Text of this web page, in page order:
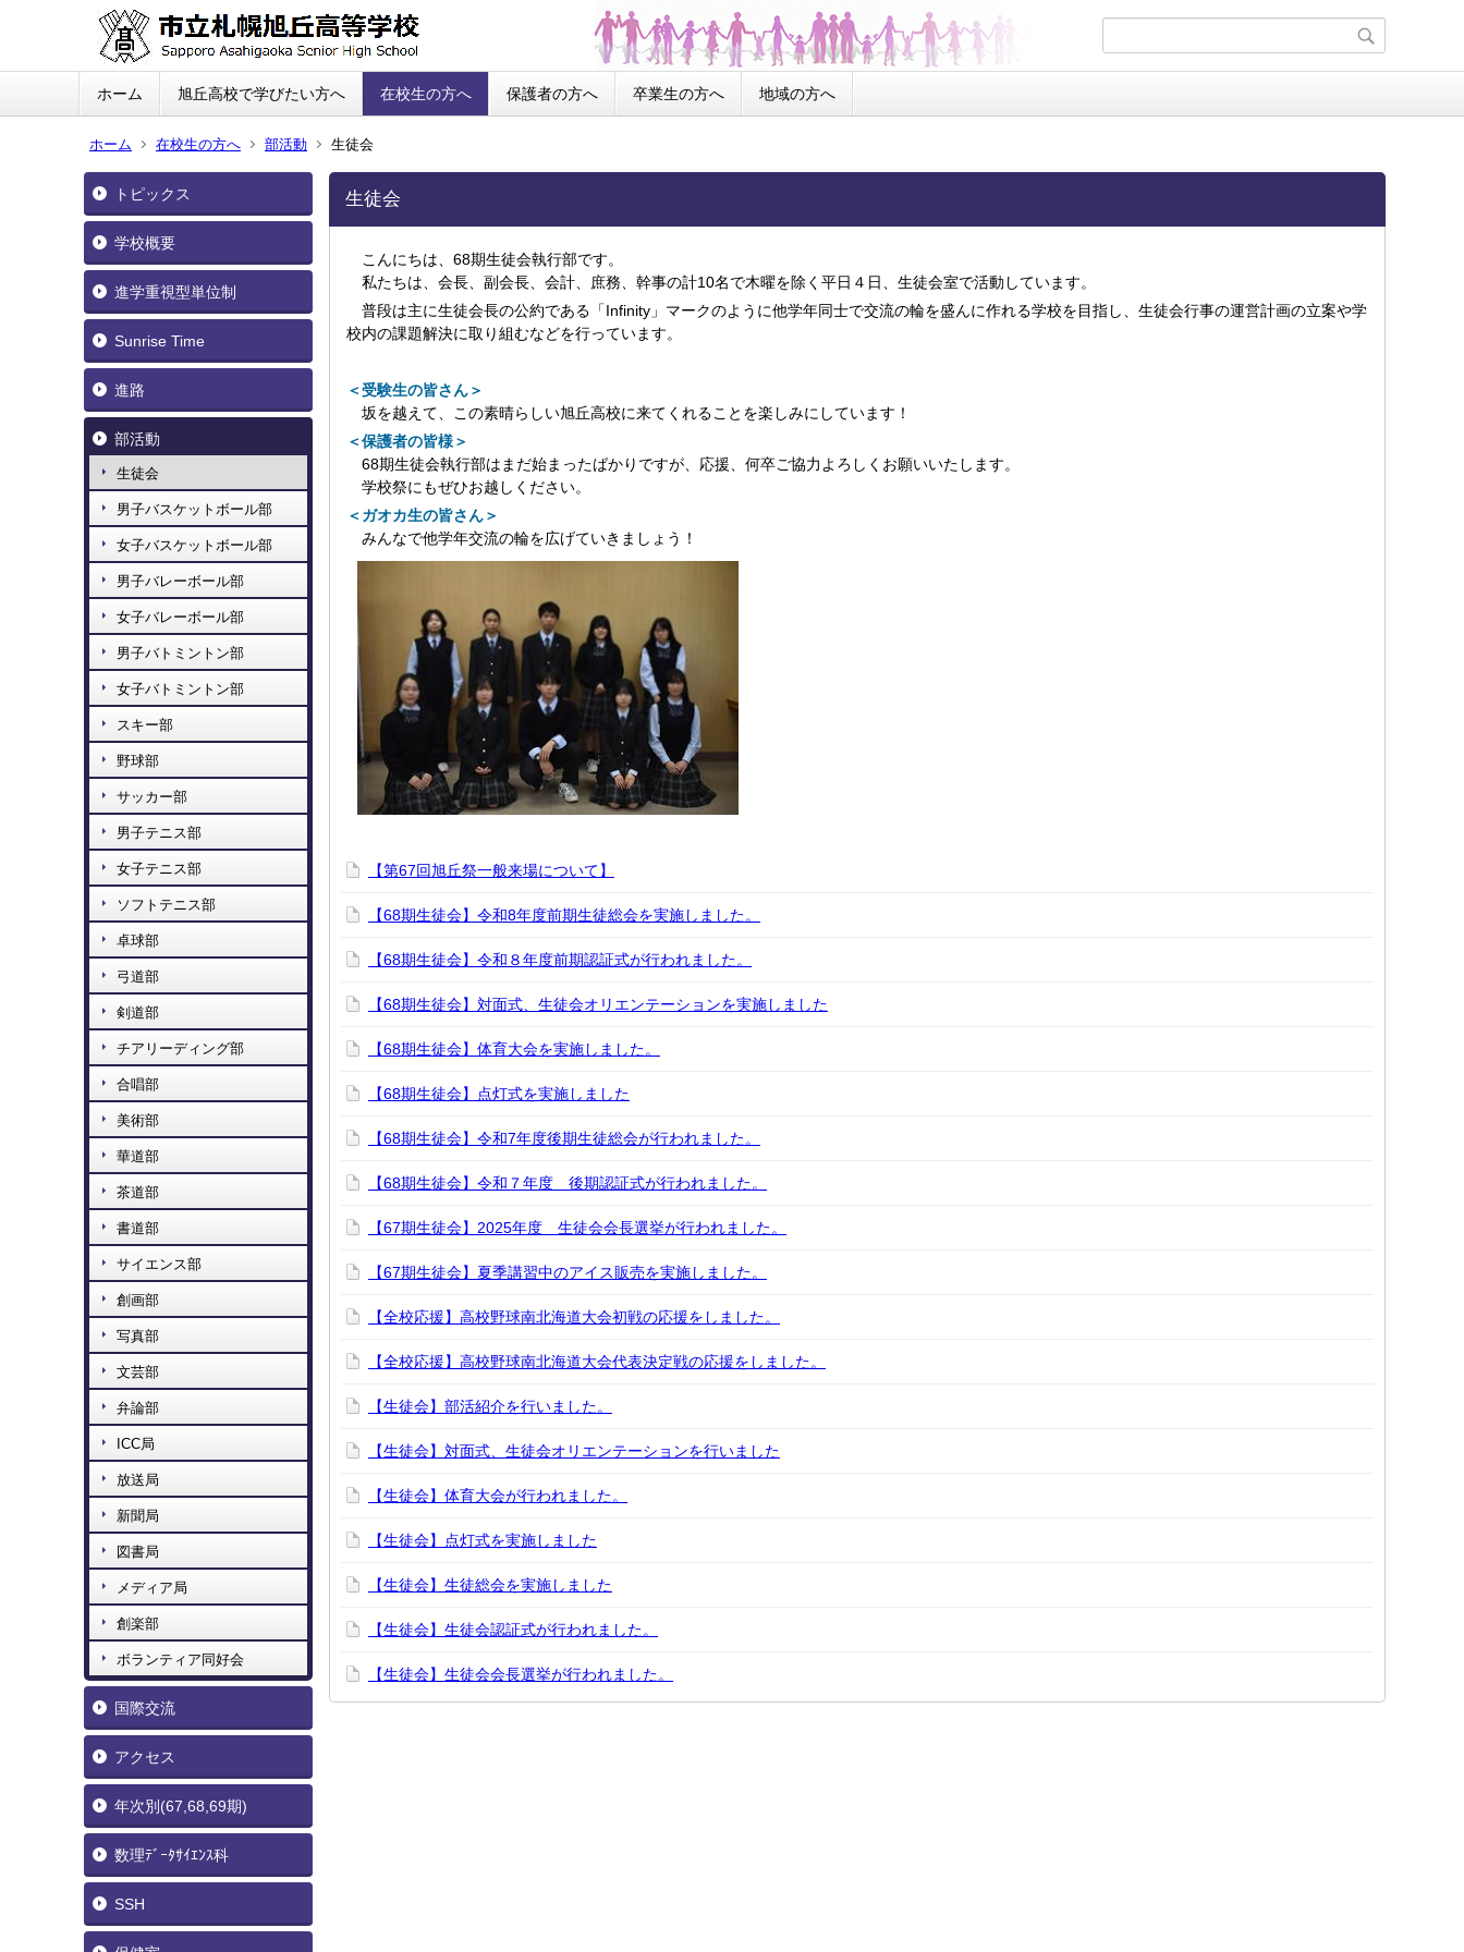
ホーム 旭丘高校で学びたい方へ 在校生の方へ 保護者の方へ 卒業生の方へ 地域の方へ
ホーム 在校生の方へ 部活動 生徒会
トピックス
学校概要
進学重視型単位制
Sunrise Time
進路
部活動
生徒会
男子バスケットボール部
女子バスケットボール部
男子バレーボール部
女子バレーボール部
男子バトミントン部
女子バトミントン部
スキー部
野球部
サッカー部
男子テニス部
女子テニス部
ソフトテニス部
卓球部
弓道部
剣道部
チアリーディング部
合唱部
美術部
華道部
茶道部
書道部
サイエンス部
創画部
写真部
文芸部
弁論部
ICC局
放送局
新聞局
図書局
メディア局
創楽部
ボランティア同好会
国際交流
アクセス
年次別(67,68,69期)
数理ﾃﾞｰﾀｻｲｴﾝｽ科
SSH
生徒会
こんにちは、68期生徒会執行部です。
私たちは、会長、副会長、会計、庶務、幹事の計10名で木曜を除く平日４日、生徒会室で活動しています。
普段は主に生徒会長の公約である「Infinity」マークのように他学年同士で交流の輪を盛んに作れる学校を目指し、生徒会行事の運営計画の立案や学
校内の課題解決に取り組むなどを行っています。
＜受験生の皆さん＞
坂を越えて、この素晴らしい旭丘高校に来てくれることを楽しみにしています！
＜保護者の皆様＞
68期生徒会執行部はまだ始まったばかりですが、応援、何卒ご協力よろしくお願いいたします。
学校祭にもぜひお越しください。
＜ガオカ生の皆さん＞
みんなで他学年交流の輪を広げていきましょう！
【第67回旭丘祭一般来場について】
【68期生徒会】令和8年度前期生徒総会を実施しました。
【68期生徒会】令和８年度前期認証式が行われました。
【68期生徒会】対面式、生徒会オリエンテーションを実施しました
【68期生徒会】体育大会を実施しました。
【68期生徒会】点灯式を実施しました
【68期生徒会】令和7年度後期生徒総会が行われました。
【68期生徒会】令和７年度 後期認証式が行われました。
【67期生徒会】2025年度 生徒会会長選挙が行われました。
【67期生徒会】夏季講習中のアイス販売を実施しました。
【全校応援】高校野球南北海道大会初戦の応援をしました。
【全校応援】高校野球南北海道大会代表決定戦の応援をしました。
【生徒会】部活紹介を行いました。
【生徒会】対面式、生徒会オリエンテーションを行いました
【生徒会】体育大会が行われました。
【生徒会】点灯式を実施しました
【生徒会】生徒総会を実施しました
【生徒会】生徒会認証式が行われました。
【生徒会】生徒会会長選挙が行われました。